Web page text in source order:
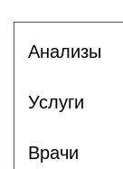
Анализы
Услуги
Врачи